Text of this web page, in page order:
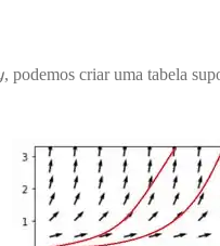
, podemos criar uma tabela